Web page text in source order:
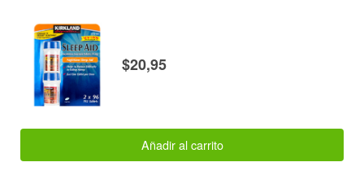
$20,95
Añadir al carrito